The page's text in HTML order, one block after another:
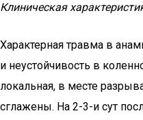
Клиническая
Характерная травма в
и неустойчивость в
локальная, в месте
сглажены. На 2-3-и сут